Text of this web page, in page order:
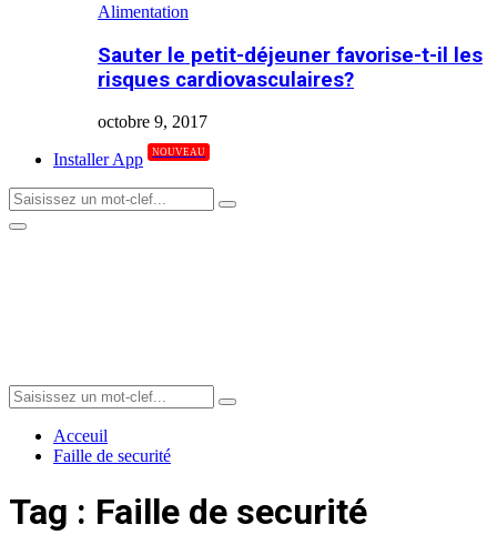
Alimentation
Sauter le petit-déjeuner favorise-t-il les
risques cardiovasculaires?
octobre 9, 2017
Installer App
NOUVEAU
Search
for:
Search
Primary
Search
for:
Search
Acceuil
Faille de securité
Tag : Faille de securité